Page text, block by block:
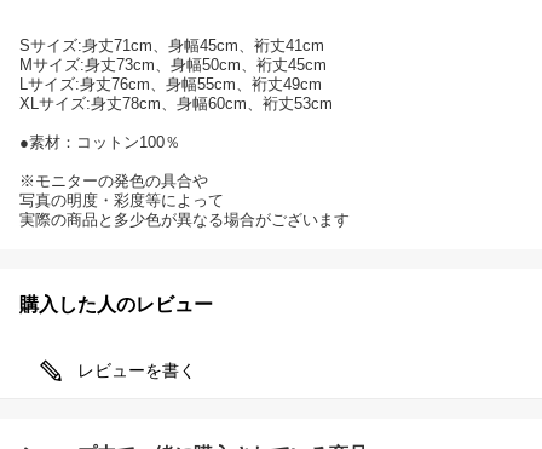
Sサイズ:身丈71cm、身幅45cm、裄丈41cm
Mサイズ:身丈73cm、身幅50cm、裄丈45cm
Lサイズ:身丈76cm、身幅55cm、裄丈49cm
XLサイズ:身丈78cm、身幅60cm、裄丈53cm
●素材：コットン100％
※モニターの発色の具合や
写真の明度・彩度等によって
実際の商品と多少色が異なる場合がございます
購入した人のレビュー
レビューを書く